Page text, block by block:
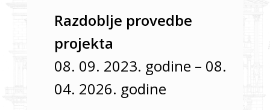
Razdoblje provedbe
projekta
08. 09. 2023. godine – 08.
04. 2026. godine